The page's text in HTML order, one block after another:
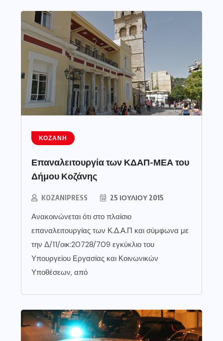
ΚΟΖΆΝΗ
Επαναλειτουργία των ΚΔΑΠ-ΜΕΑ του
Δήμου Κοζάνης
KOZANIPRESS 25 ΙΟΥΛΊΟΥ 2015
Ανακοινώνεται ότι στο πλαίσιο
επαναλειτουργίας των Κ.Δ.Α.Π και σύμφωνα με
την Δ/11/οικ:20728/709 εγκύκλιο του
Υπουργείου Εργασίας και Κοινωνικών
Υποθέσεων, από